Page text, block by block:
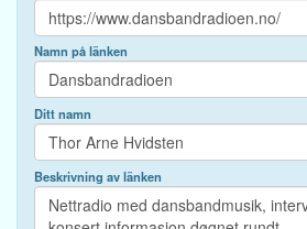
Namn på länken
Ditt namn
Beskrivning av länken